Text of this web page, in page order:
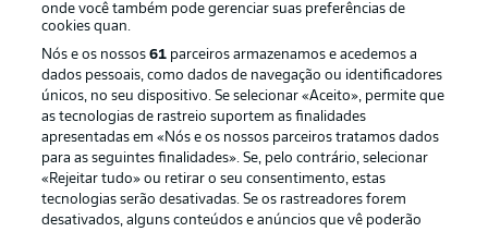
Football as it’s meant to be
onde você também pode gerenciar suas preferências de
cookies quan.
Nós e os nossos61 parceiros armazenamos e acedemos a
dados pessoais, como dados de navegação ou identificadores
únicos, no seu dispositivo. Se selecionar «Aceito», permite que
as tecnologias de rastreio suportem as finalidades
apresentadas em «Nós e os nossos parceiros tratamos dados
para as seguintes finalidades». Se, pelo contrário, selecionar
«Rejeitar tudo» ou retirar o seu consentimento, estas
tecnologias serão desativadas. Se os rastreadores forem
desativados, alguns conteúdos e anúncios que vê poderão